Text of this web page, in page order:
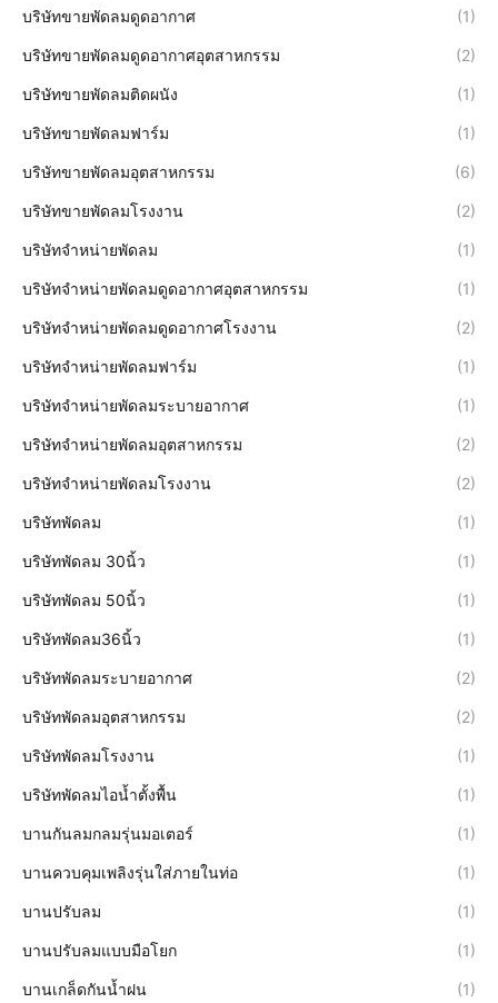
บริษัทขายพัดลมดูดอากาศ (1)
บริษัทขายพัดลมดูดอากาศอุตสาหกรรม (2)
บริษัทขายพัดลมติดผนัง (1)
บริษัทขายพัดลมฟาร์ม (1)
บริษัทขายพัดลมอุตสาหกรรม (6)
บริษัทขายพัดลมโรงงาน (2)
บริษัทจำหน่ายพัดลม (1)
บริษัทจำหน่ายพัดลมดูดอากาศอุตสาหกรรม (1)
บริษัทจำหน่ายพัดลมดูดอากาศโรงงาน (2)
บริษัทจำหน่ายพัดลมฟาร์ม (1)
บริษัทจำหน่ายพัดลมระบายอากาศ (1)
บริษัทจำหน่ายพัดลมอุตสาหกรรม (2)
บริษัทจำหน่ายพัดลมโรงงาน (2)
บริษัทพัดลม (1)
บริษัทพัดลม 30นิ้ว (1)
บริษัทพัดลม 50นิ้ว (1)
บริษัทพัดลม36นิ้ว (1)
บริษัทพัดลมระบายอากาศ (2)
บริษัทพัดลมอุตสาหกรรม (2)
บริษัทพัดลมโรงงาน (1)
บริษัทพัดลมไอน้ำตั้งพื้น (1)
บานกันลมกลมรุ่นมอเตอร์ (1)
บานควบคุมเพลิงรุ่นใส่ภายในท่อ (1)
บานปรับลม (1)
บานปรับลมแบบมือโยก (1)
บานเกล็ดกันน้ำฝน (1)